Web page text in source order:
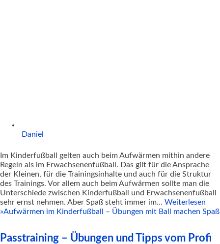
Daniel
Im Kinderfußball gelten auch beim Aufwärmen mithin andere
Regeln als im Erwachsenenfußball. Das gilt für die Ansprache
der Kleinen, für die Trainingsinhalte und auch für die Struktur
des Trainings. Vor allem auch beim Aufwärmen sollte man die
Unterschiede zwischen Kinderfußball und Erwachsenenfußball
sehr ernst nehmen. Aber Spaß steht immer im… Weiterlesen
»Aufwärmen im Kinderfußball – Übungen mit Ball machen Spaß
Passtraining – Übungen und Tipps vom Profi